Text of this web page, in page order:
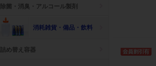
除菌・消臭・アルコール製剤
消耗雑貨・備品・飲料
詰め替え容器